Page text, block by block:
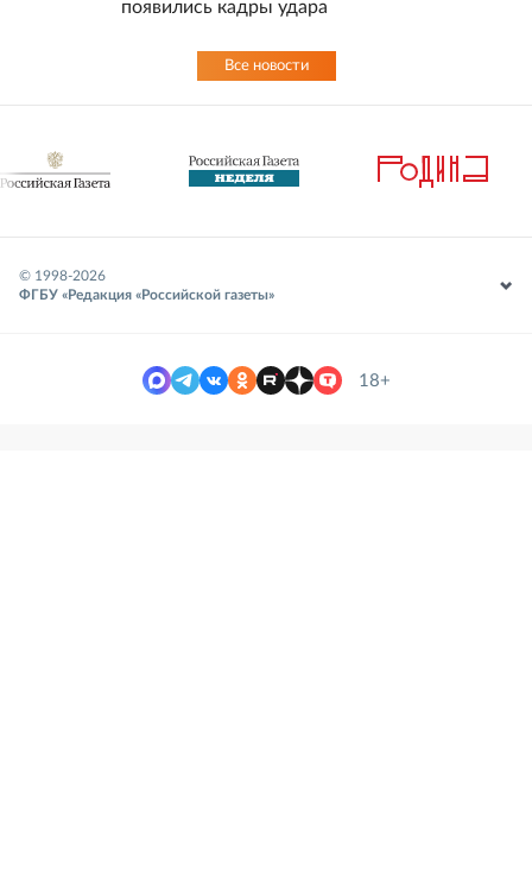
появились кадры удара
Все новости
© 1998-2026
ФГБУ «Редакция «Российской газеты»
18+